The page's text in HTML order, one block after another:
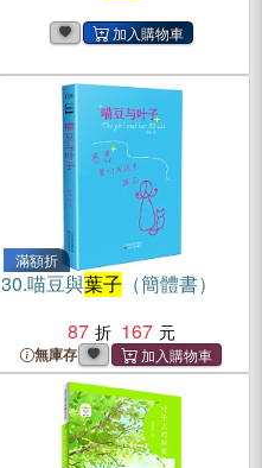
滿額折
30.喵豆與葉子 （簡體書）
87
167
無庫存